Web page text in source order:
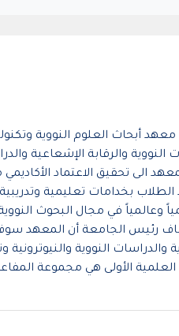
العلوم النووية
والرقابة الإشعاعية
تحقيق الاعتماد الأكاديمي
بخدامات تعليمية
وعالمياً في مجال البحوث
رئيس الجامعة أن المعهد سوف
والدراسات النووية
الأولى هي مجموعة